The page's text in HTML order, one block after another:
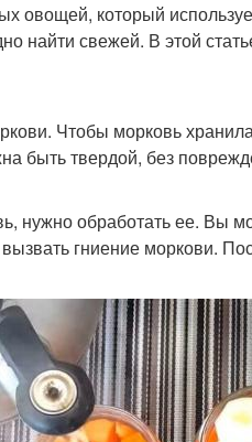
овощей, который
найти свежей. В этой
Чтобы морковь
быть твердой, без
нужно обработать ее. Вы
гниение моркови.